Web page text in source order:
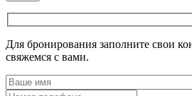
Для бронирования заполните свои
свяжемся с вами.